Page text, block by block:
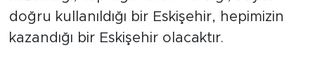
kazandığı, toprağın ürün verdiği, suyun
doğru kullanıldığı bir Eskişehir, hepimizin